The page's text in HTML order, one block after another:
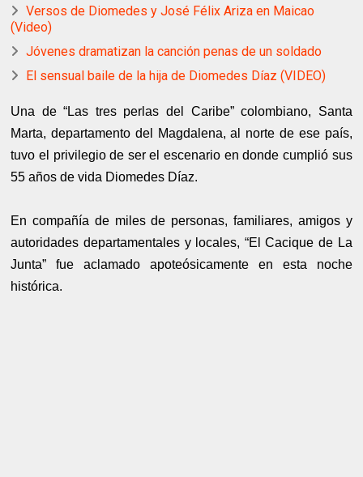
Versos de Diomedes y José Félix Ariza en Maicao
(Video)
Jóvenes dramatizan la canción penas de un soldado
El sensual baile de la hija de Diomedes Díaz (VIDEO)
Una de “Las tres perlas del Caribe” colombiano, Santa
Marta, departamento del Magdalena, al norte de ese país,
tuvo el privilegio de ser el escenario en donde cumplió sus
55 años de vida Diomedes Díaz.
En compañía de miles de personas, familiares, amigos y
autoridades departamentales y locales, “El Cacique de La
Junta” fue aclamado apoteósicamente en esta noche
histórica.